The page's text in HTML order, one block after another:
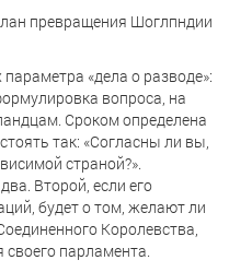
превращения Шоглпндии
«дела о разводе»:
вопроса, на
Сроком определена
так: «Согласны ли вы,
страной?».
Второй, если его
будет о том, желают ли
Королевства,
парламента.